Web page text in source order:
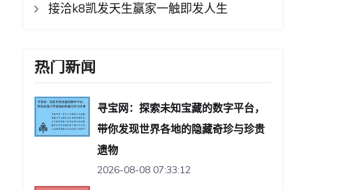
接洽k8凯发天生赢家一触即发人生
热门新闻
寻宝网：探索未知宝藏的数字平台，
带你发现世界各地的隐藏奇珍与珍贵
遗物
2026-08-08 07:33:12